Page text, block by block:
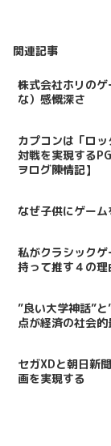
関連記事
株式会社ホリの
な）感慨深さ
カプコンは「ロ
対戦を実現する
ヲログ陳情記】
なぜ子供にゲー
私がクラシック
持って推す４の理
”良い大学神話”
点が経済の社会的
セガXDと朝日新
画を実現する